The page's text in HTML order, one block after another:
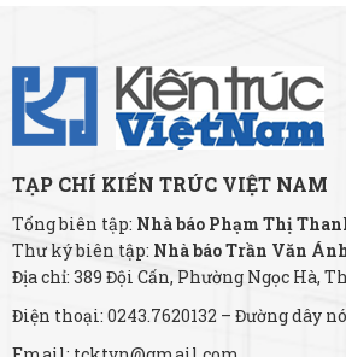
TẠP CHÍ KIẾN TRÚC VIỆT NAM
Tổng biên tập: Nhà báo Phạm Thị
Thư ký biên tập: Nhà báo Trần Văn
Địa chỉ: 389 Đội Cấn, Phường Ngọc Hà,
Điện thoại: 0243.7620132 – Đường dây